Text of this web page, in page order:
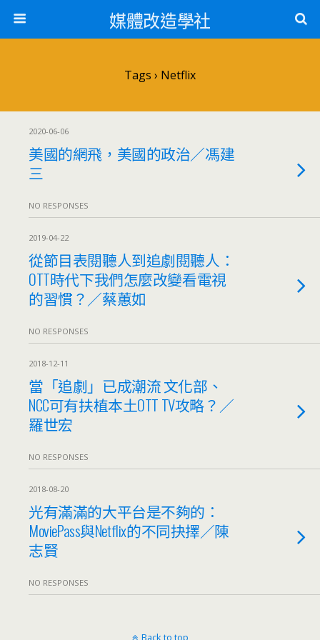
媒體改造學社
Tags › Netflix
2020-06-06
美國的網飛，美國的政治／馮建
三
NO RESPONSES
2019-04-22
從節目表閱聽人到追劇閱聽人：
OTT時代下我們怎麼改變看電視
的習慣？／蔡蕙如
NO RESPONSES
2018-12-11
當「追劇」已成潮流 文化部、
NCC可有扶植本土OTT TV攻略？／
羅世宏
NO RESPONSES
2018-08-20
光有滿滿的大平台是不夠的：
MoviePass與Netflix的不同抉擇／陳
志賢
NO RESPONSES
Back to top